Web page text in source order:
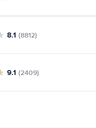
8.1 (8812)
9.1 (2409)